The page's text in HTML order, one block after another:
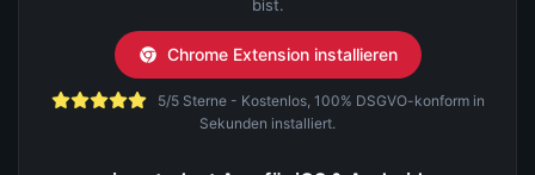
bist.
Chrome Extension installieren
5/5 Sterne - Kostenlos, 100% DSGVO-konform in
Sekunden installiert.